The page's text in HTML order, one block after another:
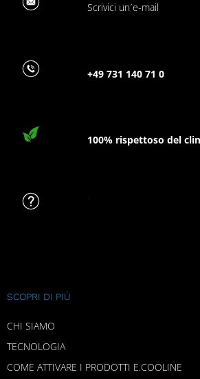
Scrivici un´e-mail
+49 731 140 71 0
100% rispettoso del
SCOPRI DI PIÙ
CHI SIAMO
TECNOLOGIA
COME ATTIVARE I PRODOTTI E.COOLINE